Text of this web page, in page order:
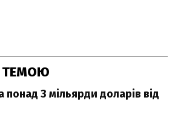
ТЕМОЮ
понад 3 мільярди доларів від